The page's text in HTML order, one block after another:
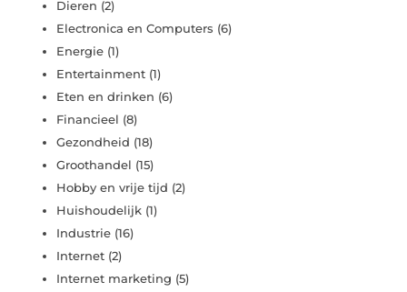
Dieren (2)
Electronica en Computers (6)
Energie (1)
Entertainment (1)
Eten en drinken (6)
Financieel (8)
Gezondheid (18)
Groothandel (15)
Hobby en vrije tijd (2)
Huishoudelijk (1)
Industrie (16)
Internet (2)
Internet marketing (5)